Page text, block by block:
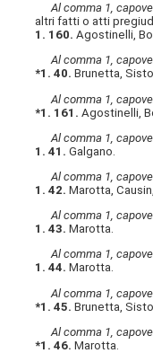
Al comma 1,
altri fatti o atti
1. 160. Agostinelli,
Al comma 1,
*1. 40. Brunetta,
Al comma 1,
*1. 161. Agostinelli,
Al comma 1,
1. 41. Galgano.
Al comma 1,
1. 42. Marotta,
Al comma 1,
1. 43. Marotta.
Al comma 1,
1. 44. Marotta.
Al comma 1,
*1. 45. Brunetta,
Al comma 1,
*1. 46. Marotta.